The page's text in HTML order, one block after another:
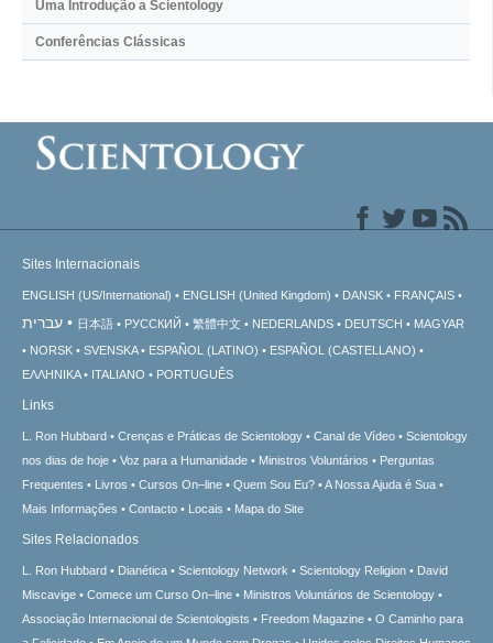
Uma Introdução a Scientology
Conferências Clássicas
Sites Internacionais
ENGLISH (US/International) ENGLISH (United Kingdom) DANSK FRANÇAIS
עברית 日本語 РУССКИЙ 繁體中文 NEDERLANDS DEUTSCH
MAGYAR
NORSK
SVENSKA ESPAÑOL (LATINO)
ESPAÑOL (CASTELLANO)
ΕΛΛΗΝΙΚA
ITALIANO PORTUGUÊS
Links
L. Ron Hubbard Crenças e Práticas de Scientology Canal de Vídeo
Scientology
nos dias de hoje
Voz para a Humanidade Ministros Voluntários
Perguntas
Frequentes
Livros Cursos On–line Quem Sou Eu?
A Nossa Ajuda é Sua
Mais Informações
Contacto Locais Mapa do Site
Sites Relacionados
L. Ron Hubbard Dianética Scientology Network Scientology Religion
David
Miscavige
Comece um Curso On–line
Ministros Voluntários de Scientology
Associação Internacional de Scientologists
Freedom Magazine
O Caminho para